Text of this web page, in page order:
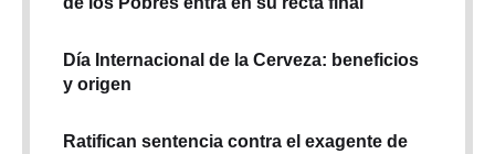
Día Internacional de la Cerveza: beneficios
y origen
Ratifican sentencia contra el exagente de